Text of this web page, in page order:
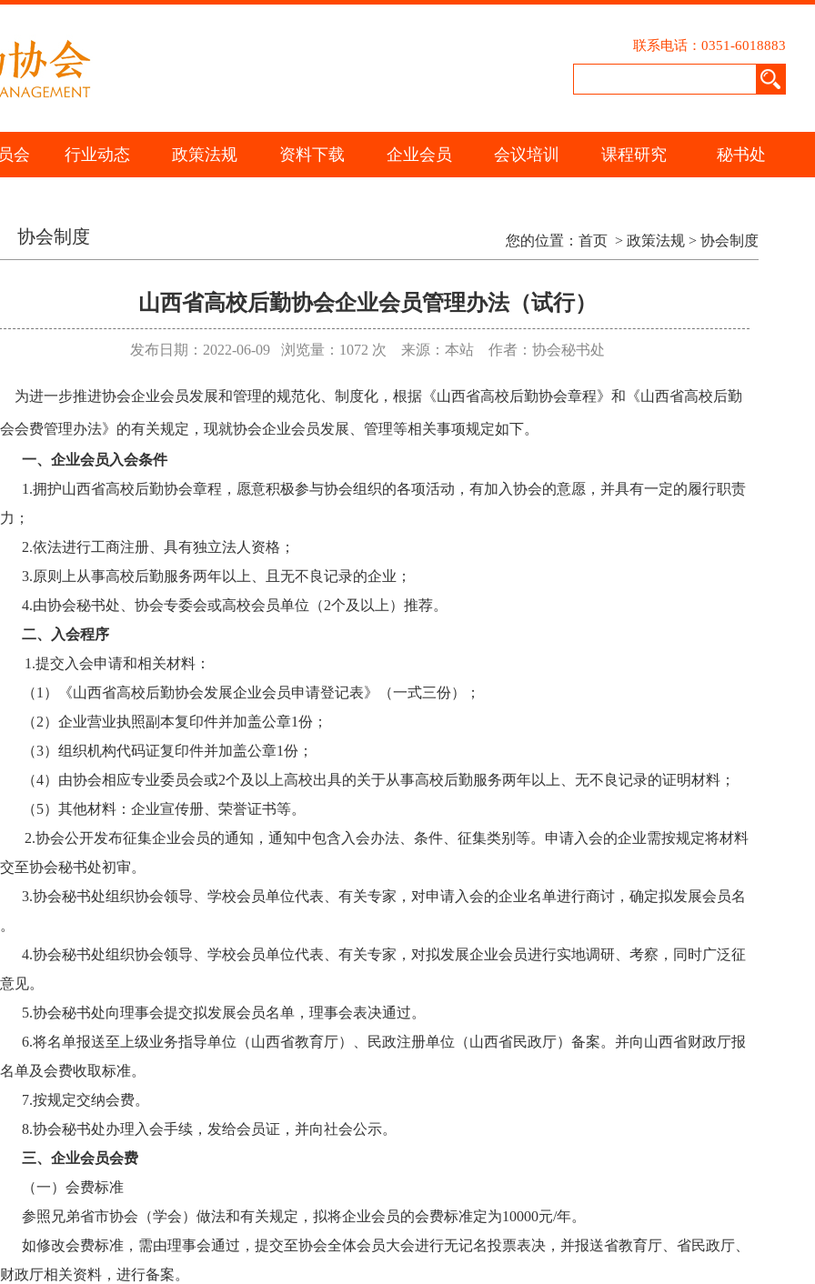
联系电话：0351-6018883
会 行业动态 政策法规 资料下载 企业会员 会议培训 课程研究 秘书处
协会制度 您的位置： 首页 > 政策法规 > 协会制度
山西省高校后勤协会企业会员管理办法（试行）
发布日期：2022-06-09 浏览量： 1072 次 来源：本站 作者：协会秘书处
为进一步推进协会企业会员发展和管理的规范化、制度化，根据《山西省高校后勤协会章程》和《山西省高校后勤
会费管理办法》的有关规定，现就协会企业会员发展、管理等相关事项规定如下。
一、企业会员入会条件
1.拥护山西省高校后勤协会章程，愿意积极参与协会组织的各项活动，有加入协会的意愿，并具有一定的履行职责
；
2.依法进行工商注册、具有独立法人资格；
3.原则上从事高校后勤服务两年以上、且无不良记录的企业；
4.由协会秘书处、协会专委会或高校会员单位（2个及以上）推荐。
二、入会程序
1.提交入会申请和相关材料：
（1）《山西省高校后勤协会发展企业会员申请登记表》（一式三份）；
（2）企业营业执照副本复印件并加盖公章1份；
（3）组织机构代码证复印件并加盖公章1份；
（4）由协会相应专业委员会或2个及以上高校出具的关于从事高校后勤服务两年以上、无不良记录的证明材料；
（5）其他材料：企业宣传册、荣誉证书等。
2.协会公开发布征集企业会员的通知，通知中包含入会办法、条件、征集类别等。申请入会的企业需按规定将材料
至协会秘书处初审。
3.协会秘书处组织协会领导、学校会员单位代表、有关专家，对申请入会的企业名单进行商讨，确定拟发展会员名
4.协会秘书处组织协会领导、学校会员单位代表、有关专家，对拟发展企业会员进行实地调研、考察，同时广泛征
见。
5.协会秘书处向理事会提交拟发展会员名单，理事会表决通过。
6.将名单报送至上级业务指导单位（山西省教育厅）、民政注册单位（山西省民政厅）备案。并向山西省财政厅报
单及会费收取标准。
7.按规定交纳会费。
8.协会秘书处办理入会手续，发给会员证，并向社会公示。
三、企业会员会费
（一）会费标准
参照兄弟省市协会（学会）做法和有关规定，拟将企业会员的会费标准定为10000元/年。
如修改会费标准，需由理事会通过，提交至协会全体会员大会进行无记名投票表决，并报送省教育厅、省民政厅、
政厅相关资料，进行备案。